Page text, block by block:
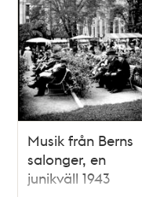
Musik från Berns
salonger, en
junikväll 1943